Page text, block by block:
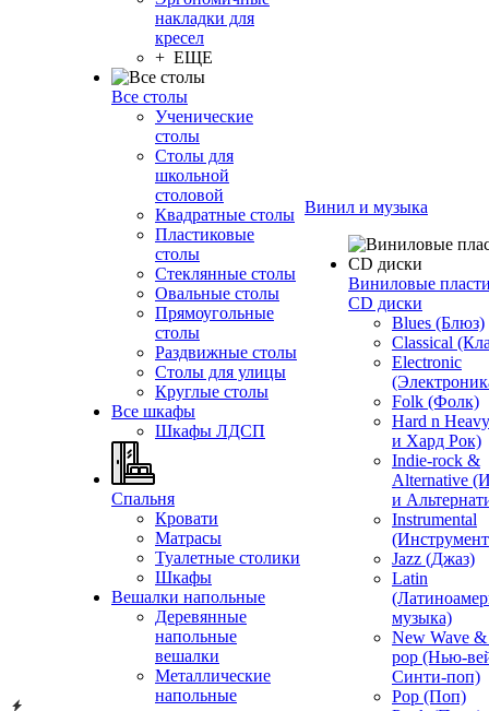
накладки для
кресел
+ ЕЩЕ
Все столы
Ученические
столы
Столы для
школьной
столовой
Квадратные столы
Пластиковые
столы
Стеклянные столы
Овальные столы
Прямоугольные
столы
Раздвижные столы
Столы для улицы
Круглые столы
Все шкафы
Шкафы ЛДСП
Спальня
Кровати
Матрасы
Туалетные столики
Шкафы
Вешалки напольные
Деревянные
напольные
вешалки
Металлические
напольные
Винил и музыка
Виниловые
CD диски
Blues (Блюз)
Classical
Electronic
Folk (Фолк)
Hard n
и Хард Рок)
Indie-rock &
Alternative
и
Instrumental
Jazz (Джаз)
Latin
музыка)
New Wave
pop (Нью-
Синти-поп)
Pop (Поп)